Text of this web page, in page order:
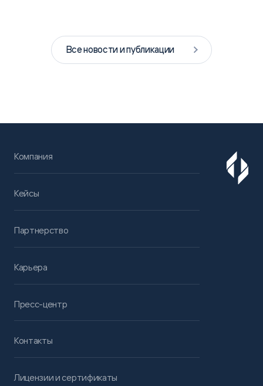
Все новости и публикации
Компания
Кейсы
Партнерство
Карьера
Пресс-центр
Контакты
Лицензии и сертификаты